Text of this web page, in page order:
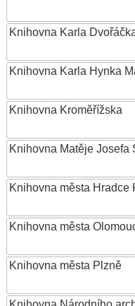
Knihovna Karla
Knihovna Karla Hynka
Knihovna Kroměřížska
Knihovna Matěje Josefa
Knihovna města Hradce
Knihovna města
Knihovna města Plzně